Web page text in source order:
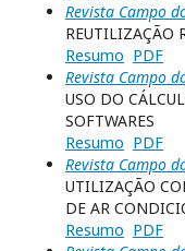
Revista Campo
REUTILIZAÇÃO
Resumo PDF
Revista Campo
USO DO
SOFTWARES
Resumo PDF
Revista Campo
UTILIZAÇÃO
DE AR
Resumo PDF